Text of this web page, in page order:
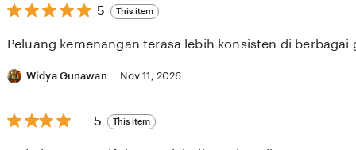
5
out
5
5 This item
Peluang kemenangan terasa lebih konsisten di berbagai
Widya Gunawan Nov 11, 2026
5
out
5 This item